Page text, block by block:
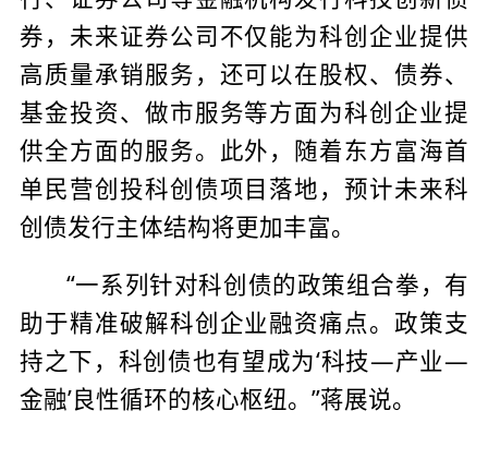
券，未来证券公司不仅能为科创企业提供
高质量承销服务，还可以在股权、债券、
基金投资、做市服务等方面为科创企业提
供全方面的服务。此外，随着东方富海首
单民营创投科创债项目落地，预计未来科
创债发行主体结构将更加丰富。
“一系列针对科创债的政策组合拳，有
助于精准破解科创企业融资痛点。政策支
持之下，科创债也有望成为‘科技—产业—
金融’良性循环的核心枢纽。”蒋展说。